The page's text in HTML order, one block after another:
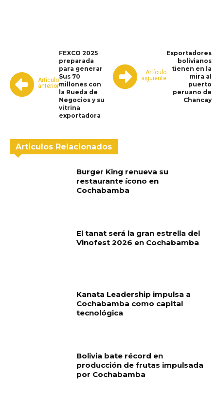
Artículo
anterior
FEXCO 2025
preparada
para generar
$us 70
millones con
la Rueda de
Negocios y su
vitrina
exportadora
Artículo
siguiente
Exportadores
bolivianos
tienen en la
mira al
puerto
peruano de
Chancay
Articulos Relacionados
Burger King renueva su
restaurante ícono en
Cochabamba
El tanat será la gran estrella del
Vinofest 2026 en Cochabamba
Kanata Leadership impulsa a
Cochabamba como capital
tecnológica
Bolivia bate récord en
producción de frutas impulsada
por Cochabamba